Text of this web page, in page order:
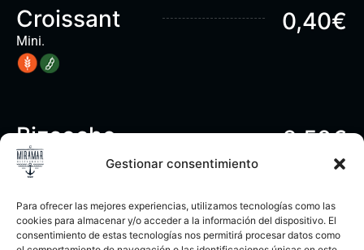
Gestionar consentimiento
Para ofrecer las mejores experiencias, utilizamos tecnologías como las
cookies para almacenar y/o acceder a la información del dispositivo. El
consentimiento de estas tecnologías nos permitirá procesar datos como
Croissant
Mini.
0,40€
Bizcocho
Casero.
2,50€
Bollería 2€